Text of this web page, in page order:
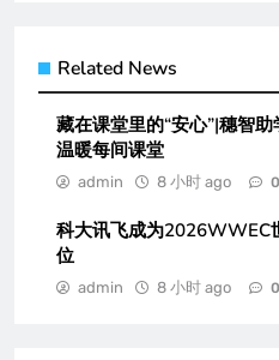
Related News
藏在课堂里的“安心”|穗智
温暖每间课堂
admin 8 小时 ago 0
科大讯飞成为2026WWEC
位
admin 8 小时 ago 0